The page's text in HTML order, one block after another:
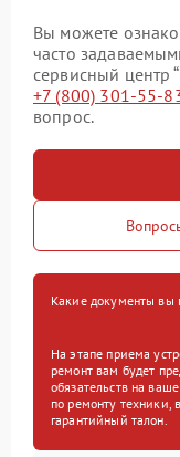
Вы можете
часто
сервисный центр
+7 (800) 301-55-
вопрос.
Какие документы вы
На этапе приема
ремонт вам будет
обязательств на
по ремонту техники,
гарантийный талон.